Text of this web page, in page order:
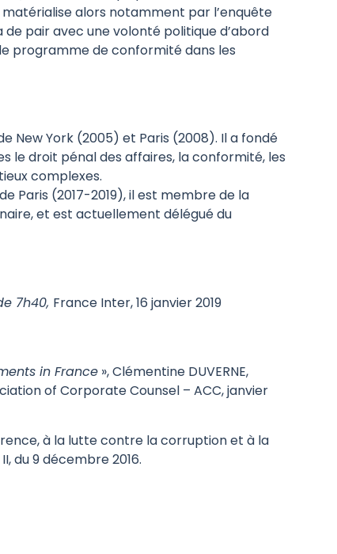
alors notamment par l’enquête
pair avec une volonté politique d’abord
programme de conformité dans les
New York (2005) et Paris (2008). Il a fondé
le droit pénal des affaires, la conformité, les
complexes.
Paris (2017-2019), il est membre de la
et est actuellement délégué du
7h40, France Inter, 16 janvier 2019
in France », Clémentine DUVERNE,
of Corporate Counsel – ACC, janvier
à la lutte contre la corruption et à la
du 9 décembre 2016.